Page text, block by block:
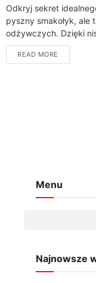
Odkryj sekret
pyszny smakołyk,
odżywczych. Dzięki
wody, stanowi
READ MORE
Menu
Najnowsze